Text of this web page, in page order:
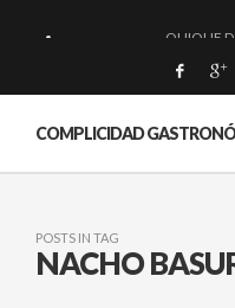
QUIQUE
EL BARUCO DE
COMPLICIDAD
POSTS IN TAG
NACHO